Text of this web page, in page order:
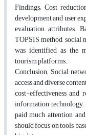
Findings; Cost
development and user
evaluation attributes.
TOPSIS method,
was identified as the
tourism platforms.
Conclusion; Social
access and diverse
cost-effectiveness and
information
paid much attention,
should focus on tools